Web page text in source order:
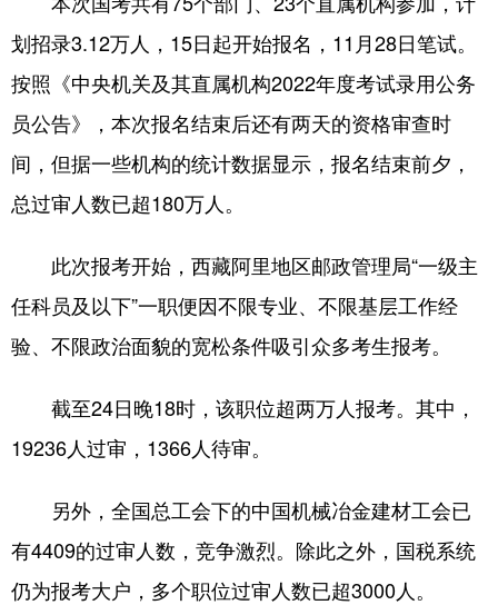
划招录3.12万人，15日起开始报名，11月28日笔试。
按照《中央机关及其直属机构2022年度考试录用公务
员公告》，本次报名结束后还有两天的资格审查时
间，但据一些机构的统计数据显示，报名结束前夕，
总过审人数已超180万人。
此次报考开始，西藏阿里地区邮政管理局“一级主
任科员及以下”一职便因不限专业、不限基层工作经
验、不限政治面貌的宽松条件吸引众多考生报考。
截至24日晚18时，该职位超两万人报考。其中，
19236人过审，1366人待审。
另外，全国总工会下的中国机械冶金建材工会已
有4409的过审人数，竞争激烈。除此之外，国税系统
仍为报考大户，多个职位过审人数已超3000人。